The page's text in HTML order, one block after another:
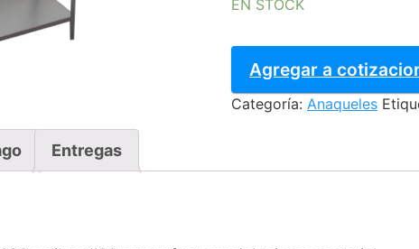
EN STOCK
PARA
ALMACEN
SECO
Agregar a
Categoría: Anaqueles
Entregas